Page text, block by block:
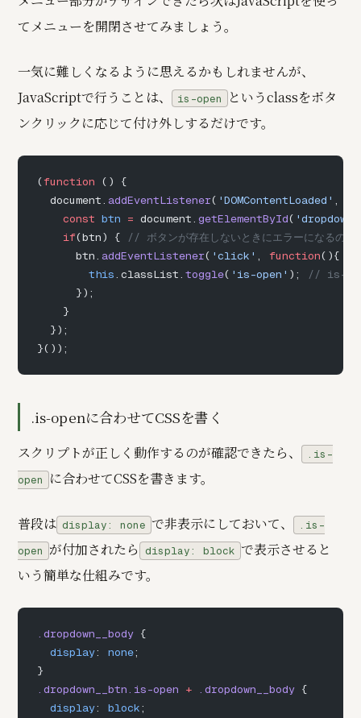
てメニューを開閉させてみましょう。
一気に難しくなるように思えるかもしれませんが、
JavaScriptで行うことは、 is-open というclassをボタ
ンクリックに応じて付け外しするだけです。
(function () {
  document.
addEventListener( 'DOMContentLoaded' ,
    const
btn = document. getElementById(
    if
(btn) {
// ボタンが存在しないときにエラーになるのを
      btn.
addEventListener( 'click' , function(){
        this
.classList. toggle( 'is-open' );
// is-
      });
    }
  });
}());
.is-openに合わせてCSSを書く
スクリプトが正しく動作するのが確認できたら、 .is-
open
に合わせてCSSを書きます。
普段は display: none で非表示にしておいて、
.is-
open が付加されたら display: block で表示させると
いう簡単な仕組みです。
.dropdown__body {
  display
: none;
}
.dropdown__btn.is-open + .dropdown__body {
  display
: block;